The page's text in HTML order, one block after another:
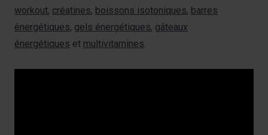
workout, créatines, boissons isotoniques, barres
énergétiques, gels énergétiques, gâteaux
énergétiques et multivitamines.